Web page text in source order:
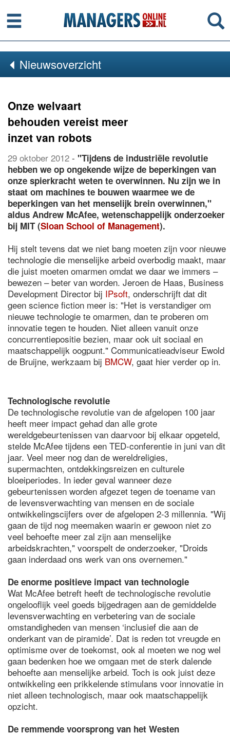
Menu
Nieuwsoverzicht
Onze welvaart
behouden vereist meer
inzet van robots
29 oktober 2012 - "Tijdens de industriële revolutie
hebben we op ongekende wijze de beperkingen van
onze spierkracht weten te overwinnen. Nu zijn we in
staat om machines te bouwen waarmee we de
beperkingen van het menselijk brein overwinnen,"
aldus Andrew McAfee, wetenschappelijk onderzoeker
bij MIT (Sloan School of Management).
Hij stelt tevens dat we niet bang moeten zijn voor nieuwe
technologie die menselijke arbeid overbodig maakt, maar
die juist moeten omarmen omdat we daar we immers –
bewezen – beter van worden. Jeroen de Haas, Business
Development Director bij IPsoft, onderschrijft dat dit
geen science fiction meer is: "Het is verstandiger om
nieuwe technologie te omarmen, dan te proberen om
innovatie tegen te houden. Niet alleen vanuit onze
concurrentiepositie bezien, maar ook uit sociaal en
maatschappelijk oogpunt." Communicatieadviseur Ewold
de Bruijne, werkzaam bij BMCW, gaat hier verder op in.
Technologische revolutie
De technologische revolutie van de afgelopen 100 jaar
heeft meer impact gehad dan alle grote
wereldgebeurtenissen van daarvoor bij elkaar opgeteld,
stelde McAfee tijdens een TED-conferentie in juni van dit
jaar. Veel meer nog dan de wereldreligies,
supermachten, ontdekkingsreizen en culturele
bloeiperiodes. In ieder geval wanneer deze
gebeurtenissen worden afgezet tegen de toename van
de levensverwachting van mensen en de sociale
ontwikkelingscijfers over de afgelopen 2-3 millennia. "Wij
gaan de tijd nog meemaken waarin er gewoon niet zo
veel behoefte meer zal zijn aan menselijke
arbeidskrachten," voorspelt de onderzoeker, "Droids
gaan inderdaad ons werk van ons overnemen."
De enorme positieve impact van technologie
Wat McAfee betreft heeft de technologische revolutie
ongelooflijk veel goeds bijgedragen aan de gemiddelde
levensverwachting en verbetering van de sociale
omstandigheden van mensen ‘inclusief die aan de
onderkant van de piramide’. Dat is reden tot vreugde en
optimisme over de toekomst, ook al moeten we nog wel
gaan bedenken hoe we omgaan met de sterk dalende
behoefte aan menselijke arbeid. Toch is ook juist deze
ontwikkeling een prikkelende stimulans voor innovatie in
niet alleen technologisch, maar ook maatschappelijk
opzicht.
De remmende voorsprong van het Westen